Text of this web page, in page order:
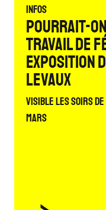
Infos
Pourrait-
travail de
exposition
Levaux
Visible les soirs de
mars